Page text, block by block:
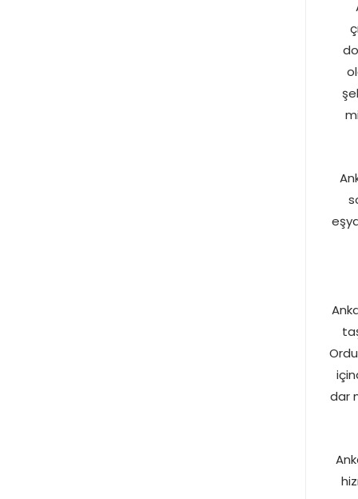
dar